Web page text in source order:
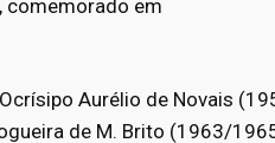
comemorado em
Aurélio de Novais
de M. Brito (1963/